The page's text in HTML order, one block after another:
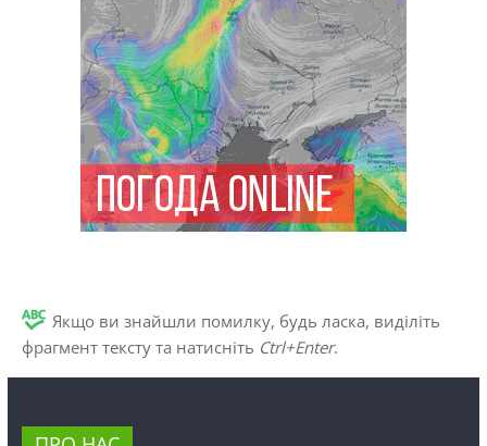
Якщо ви знайшли помилку, будь ласка, виділіть
фрагмент тексту та натисніть Ctrl+Enter.